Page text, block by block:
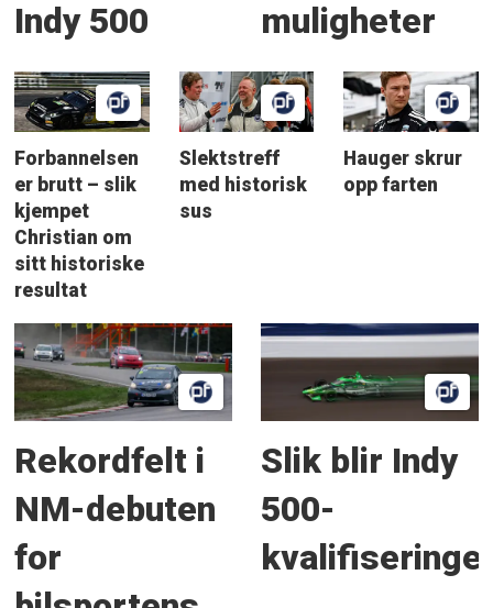
Indy 500
muligheter
Forbannelsen
er brutt – slik
kjempet
Christian om
sitt historiske
resultat
Slektstreff
med historisk
sus
Hauger skrur
opp farten
Rekordfelt i
NM-debuten
for
Slik blir Indy
500-